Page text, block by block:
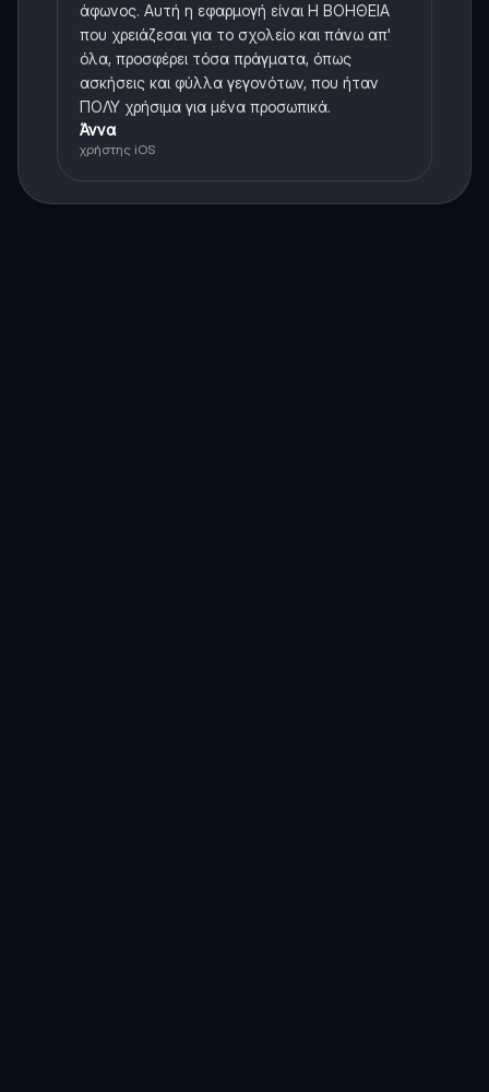
άφωνος. Αυτή η εφαρμογή είναι Η ΒΟΗΘΕΙΑ
που χρειάζεσαι για το σχολείο και πάνω απ'
όλα, προσφέρει τόσα πράγματα, όπως
ασκήσεις και φύλλα γεγονότων, που ήταν
ΠΟΛΥ χρήσιμα για μένα προσωπικά.
Άννα
χρήστης iOS